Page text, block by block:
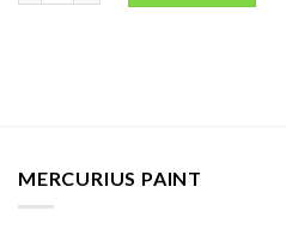
MERCURIUS PAINT